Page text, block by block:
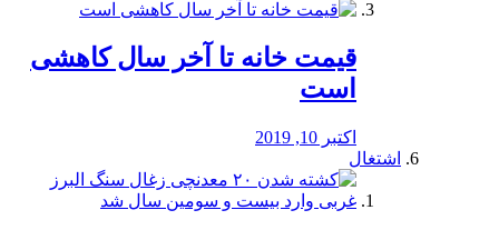
قیمت خانه تا آخر سال کاهشی
است
اکتبر 10, 2019
اشتغال